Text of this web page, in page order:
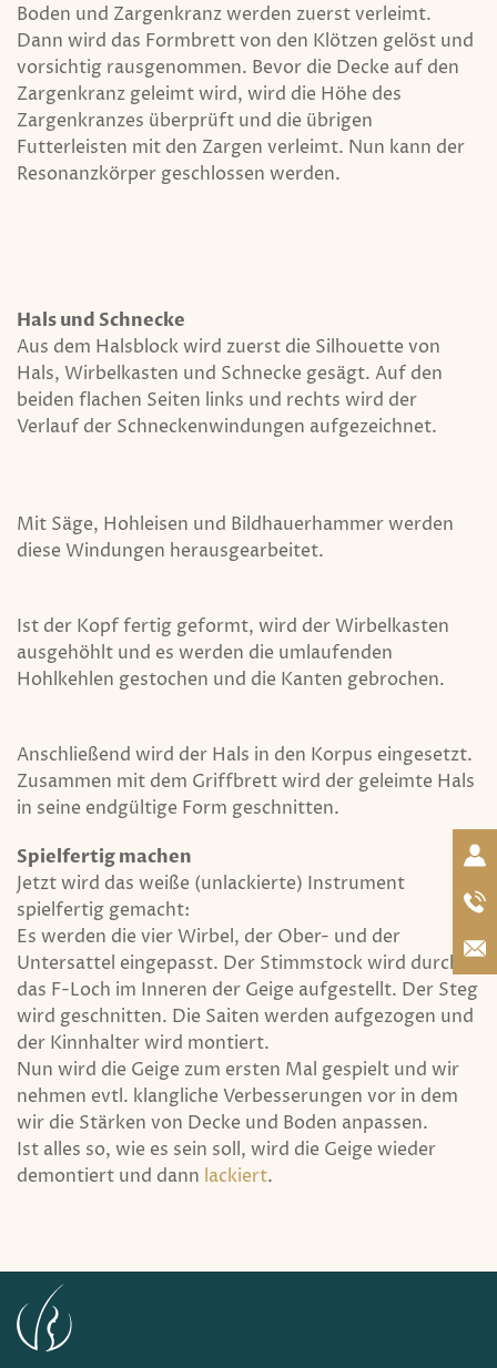
Boden und Zargenkranz werden zuerst verleimt.
Dann wird das Formbrett von den Klötzen gelöst und
vorsichtig rausgenommen. Bevor die Decke auf den
Zargenkranz geleimt wird, wird die Höhe des
Zargenkranzes überprüft und die übrigen
Futterleisten mit den Zargen verleimt. Nun kann der
Resonanzkörper geschlossen werden.
Hals und Schnecke
Aus dem Halsblock wird zuerst die Silhouette von
Hals, Wirbelkasten und Schnecke gesägt. Auf den
beiden flachen Seiten links und rechts wird der
Verlauf der Schneckenwindungen aufgezeichnet.
Mit Säge, Hohleisen und Bildhauerhammer werden
diese Windungen herausgearbeitet.
Ist der Kopf fertig geformt, wird der Wirbelkasten
ausgehöhlt und es werden die umlaufenden
Hohlkehlen gestochen und die Kanten gebrochen.
Anschließend wird der Hals in den Korpus eingesetzt.
Zusammen mit dem Griffbrett wird der geleimte Hals
in seine endgültige Form geschnitten.
Spielfertig machen
Jetzt wird das weiße (unlackierte) Instrument
spielfertig gemacht:
Es werden die vier Wirbel, der Ober- und der
Untersattel eingepasst. Der Stimmstock wird durch
das F-Loch im Inneren der Geige aufgestellt. Der Steg
wird geschnitten. Die Saiten werden aufgezogen und
der Kinnhalter wird montiert.
Nun wird die Geige zum ersten Mal gespielt und wir
nehmen evtl. klangliche Verbesserungen vor in dem
wir die Stärken von Decke und Boden anpassen.
Ist alles so, wie es sein soll, wird die Geige wieder
demontiert und dann lackiert.